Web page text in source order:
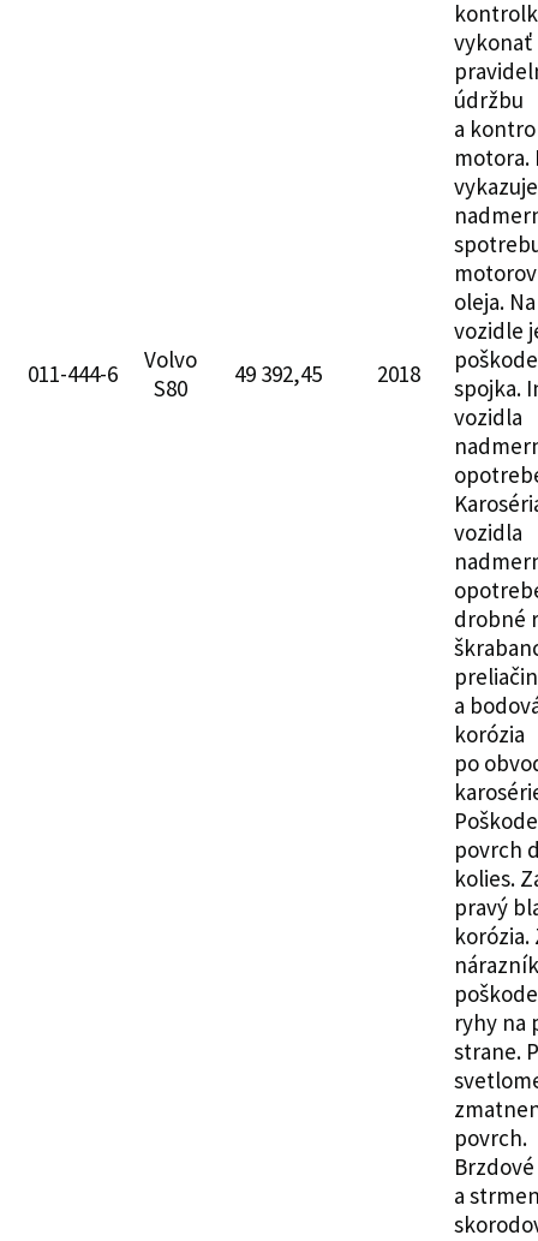
011-444-6
Volvo
S80
49 392,45 2018
vykonať
údržbu
a
motora.
vykazuje
oleja. Na
vozidle
spojka.
vozidla
vozidla
drobné
a
korózia
po
povrch
kolies.
pravý
korózia.
nárazník
ryhy na
strane.
povrch.
a